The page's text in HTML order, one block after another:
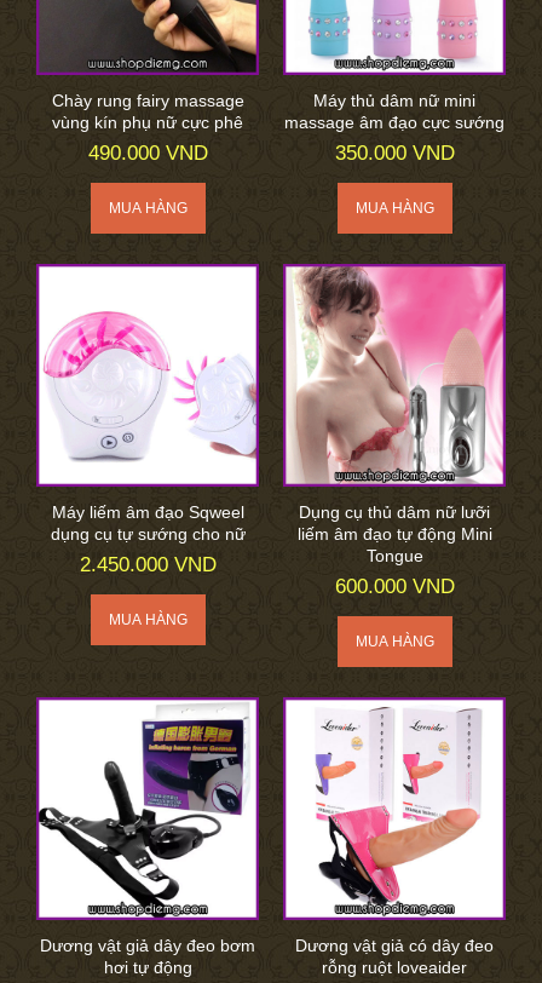
Chày rung fairy massage
vùng kín phụ nữ cực phê
490.000 VND
Máy thủ dâm nữ mini
massage âm đạo cực sướng
350.000 VND
Máy liếm âm đạo Sqweel
dụng cụ tự sướng cho nữ
2.450.000 VND
Dụng cụ thủ dâm nữ lưỡi
liếm âm đạo tự động Mini
Tongue
600.000 VND
Dương vật giả dây đeo bơm
hơi tự động
Dương vật giả có dây đeo
rỗng ruột loveaider